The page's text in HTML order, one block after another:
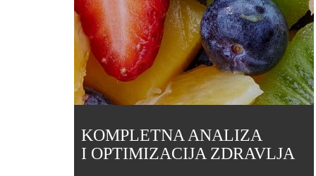
KOMPLETNA ANALIZA
I OPTIMIZACIJA ZDRAVLJA